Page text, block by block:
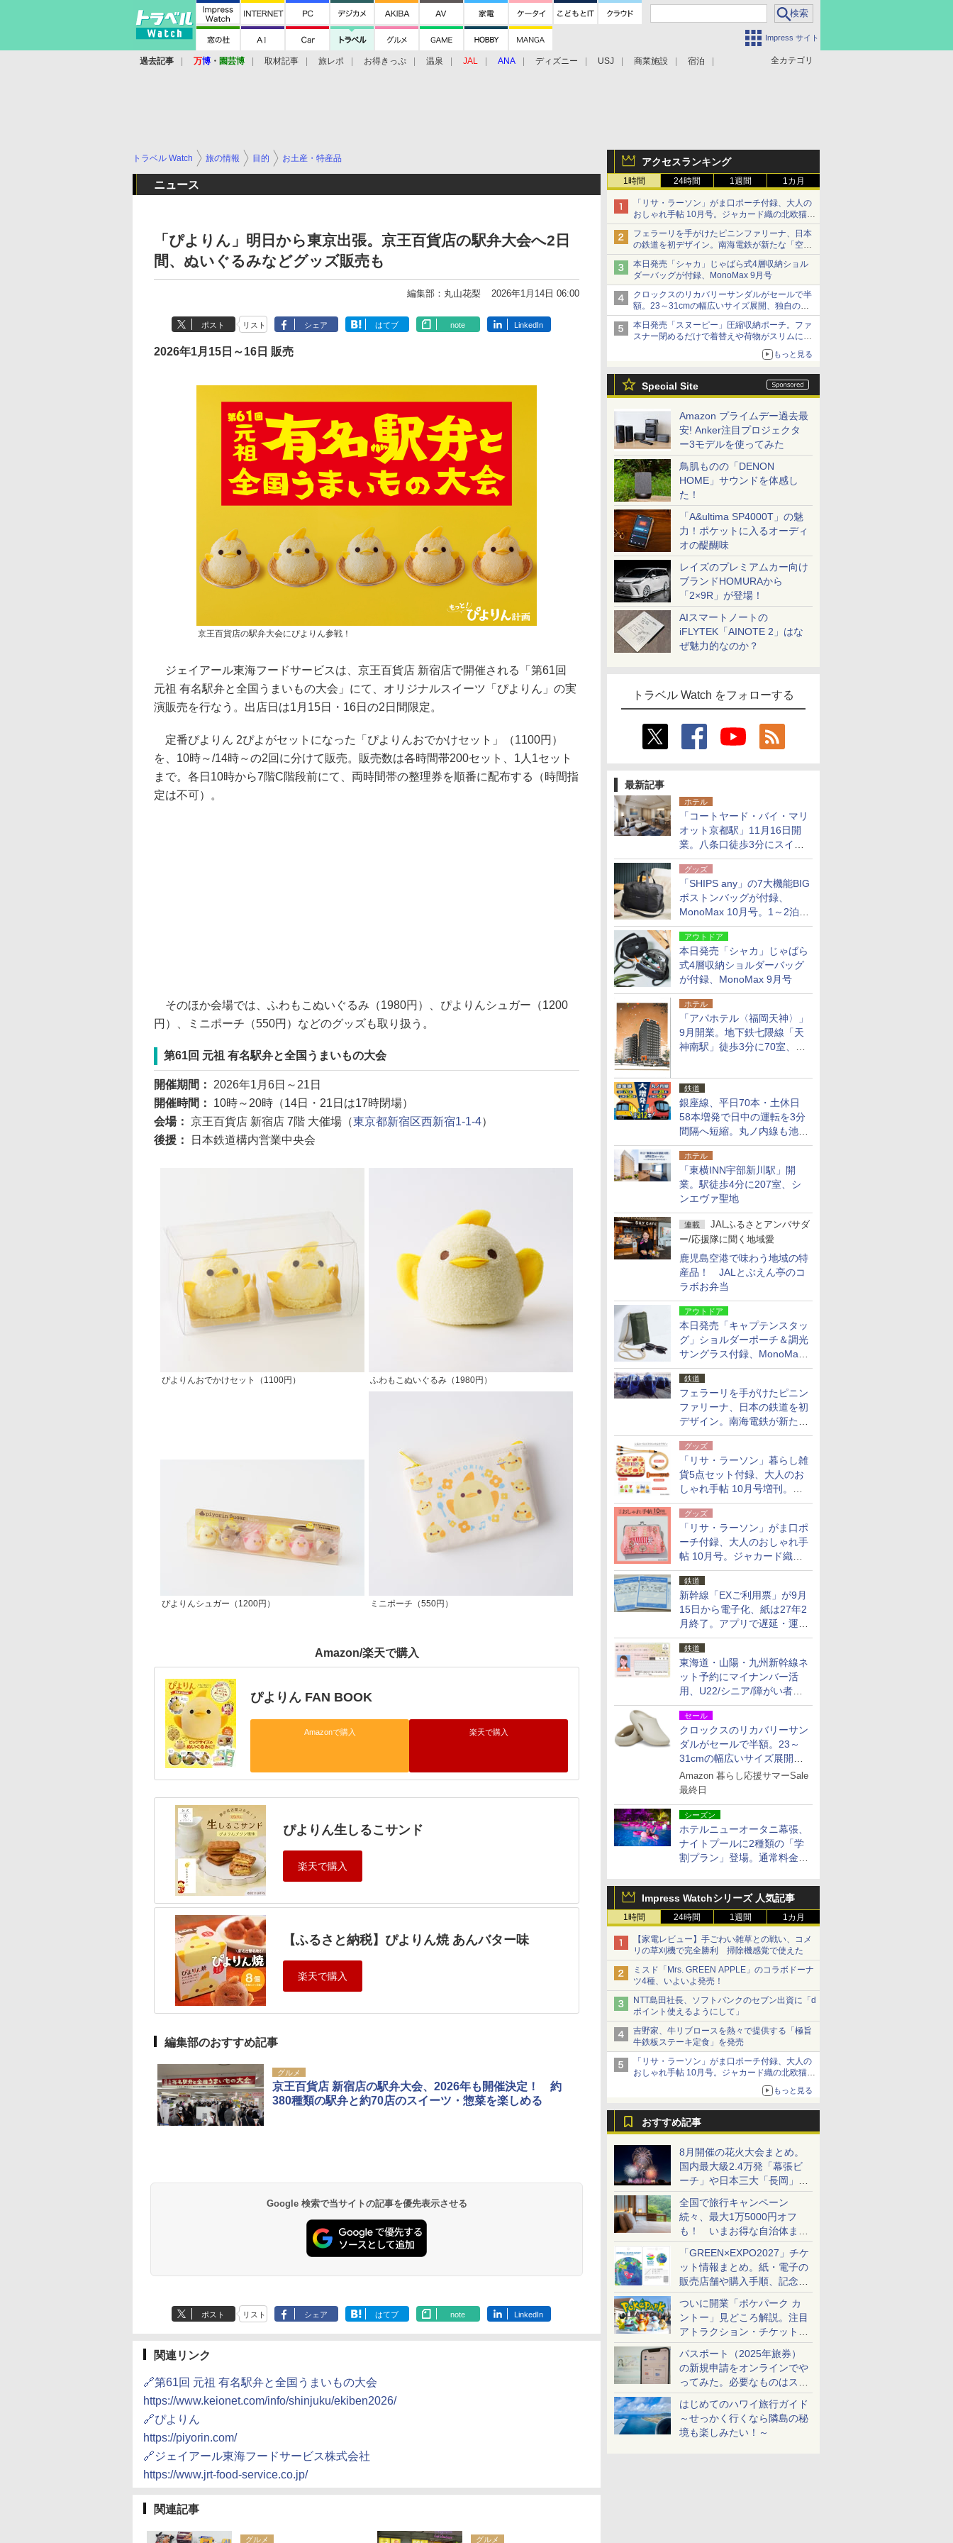
Impress サイト
全カテゴリ
過去記事 万博 ・ 園芸博 取材記事 旅レポ お得きっぷ 温泉 JAL ANA ディズニー USJ 商業施設 宿泊
アクセスランキング
1時間 24時間 1週間 1カ月
「リサ・ラーソン」がま口ポーチ付録、大人の
おしゃれ手帖 10月号。ジャカード織の北欧猫デ
ザイン
フェラーリを手がけたピニンファリーナ、日本
の鉄道を初デザイン。南海電鉄が新たな「空港
特急」をなにわ筋線へ導入
本日発売「シャカ」じゃばら式4層収納ショル
ダーバッグが付録、MonoMax 9月号
クロックスのリカバリーサンダルがセールで半
額。23～31cmの幅広いサイズ展開、独自のク
ッション素材を採用
本日発売「スヌーピー」圧縮収納ポーチ。ファ
スナー閉めるだけで着替えや荷物がスリムにま
もっと見る
Special Site
Amazon プライムデー過去最
安! Anker注目プロジェクタ
ー3モデルを使ってみた
鳥肌ものの「DENON
HOME」サウンドを体感し
た！
「A&ultima SP4000T」の魅
力！ポケットに入るオーディ
オの醍醐味
レイズのプレミアムカー向け
ブランドHOMURAから
「2×9R」が登場！
AIスマートノートの
iFLYTEK「AINOTE 2」はな
ぜ魅力的なのか？
トラベル Watch をフォローする
最新記事
ホテル
「コートヤード・バイ・マリ
オット京都駅」11月16日開
業。八条口徒歩3分にスイー
ト含む全270室、ダイニング
も併設
グッズ
「SHIPS any」の7大機能BIG
ボストンバッグが付録、
MonoMax 10月号。1～2泊の
荷物、キャリーオンも可能
アウトドア
本日発売「シャカ」じゃばら
式4層収納ショルダーバッグ
が付録、MonoMax 9月号
ホテル
「アパホテル〈福岡天神〉」
9月開業。地下鉄七隈線「天
神南駅」徒歩3分に70室、エ
鉄道
銀座線、平日70本・土休日
58本増発で日中の運転を3分
間隔へ短縮。丸ノ内線も池袋
～中野坂上を4分間隔に
ホテル
「東横INN宇部新川駅」開
業。駅徒歩4分に207室、シ
ンエヴァ聖地
連載
JALふるさとアンバサダ
ー/応援隊に聞く地域愛
鹿児島空港で味わう地域の特
産品！ JALとぶえん亭のコ
ラボお弁当
アウトドア
本日発売「キャプテンスタッ
グ」ショルダーポーチ＆調光
サングラス付録、MonoMax
9月号増刊
鉄道
フェラーリを手がけたピニン
ファリーナ、日本の鉄道を初
デザイン。南海電鉄が新たな
「空港特急」をなにわ筋線へ
導入
グッズ
「リサ・ラーソン」暮らし雑
貨5点セット付録、大人のお
しゃれ手帖 10月号増刊。
USBケーブルや缶ケースなど
グッズ
「リサ・ラーソン」がま口ポ
ーチ付録、大人のおしゃれ手
帖 10月号。ジャカード織の
北欧猫デザイン
鉄道
新幹線「EXご利用票」が9月
15日から電子化、紙は27年2
月終了。アプリで遅延・運休
も確認可能に
鉄道
東海道・山陽・九州新幹線ネ
ット予約にマイナンバー活
用、U22/シニア/障がい者割
を9月15日から発売
セール
クロックスのリカバリーサン
ダルがセールで半額。23～
31cmの幅広いサイズ展開、
独自のクッション素材を採用
Amazon 暮らし応援サマーSale
最終日
シーズン
ホテルニューオータニ幕張、
ナイトプールに2種類の「学
割プラン」登場。通常料金の
Impress Watchシリーズ 人気記事
1時間 24時間 1週間 1カ月
【家電レビュー】手ごわい雑草との戦い、コメ
リの草刈機で完全勝利 掃除機感覚で使えた
ミスド「Mrs. GREEN APPLE」のコラボドーナ
ツ4種、いよいよ発売！
NTT島田社長、ソフトバンクのセブン出資に「d
ポイント使えるようにして」
吉野家、牛リブロースを熱々で提供する「極旨
牛鉄板ステーキ定食」を発売
「リサ・ラーソン」がま口ポーチ付録、大人の
おしゃれ手帖 10月号。ジャカード織の北欧猫デ
もっと見る
おすすめ記事
8月開催の花火大会まとめ。
国内最大級2.4万発「幕張ビ
ーチ」や日本三大「長岡」な
ど大型イベント目白押し！
全国で旅行キャンペーン
続々、最大1万5000円オフ
も！ いまお得な自治体まと
め
「GREEN×EXPO2027」チケ
ット情報まとめ。紙・電子の
販売店舗や購入手順、記念チ
ケットも解説
ついに開業「ポケパーク カ
ントー」見どころ解説。注目
アトラクション・チケット手
配・来場前に必要な準備は？
パスポート（2025年旅券）
の新規申請をオンラインでや
ってみた。必要なものはスマ
ホとマイナカードのみ
はじめてのハワイ旅行ガイド
～せっかく行くなら隣島の秘
境も楽しみたい！～
トラベル Watch 旅の情報 目的 お土産・特産品
ニュース
「ぴよりん」明日から東京出張。京王百貨店の駅弁大会へ2日
間、ぬいぐるみなどグッズ販売も
編集部：丸山花梨 2026年1月14日 06:00
ポスト リスト シェア はてブ note LinkedIn
2026年1月15日～16日 販売
京王百貨店の駅弁大会にぴよりん参戦！
ジェイアール東海フードサービスは、京王百貨店 新宿店で開催される「第61回
元祖 有名駅弁と全国うまいもの大会」にて、オリジナルスイーツ「ぴよりん」の実
演販売を行なう。出店日は1月15日・16日の2日間限定。
定番ぴよりん 2ぴよがセットになった「ぴよりんおでかけセット」（1100円）
を、10時～/14時～の2回に分けて販売。販売数は各時間帯200セット、1人1セット
まで。各日10時から7階C階段前にて、両時間帯の整理券を順番に配布する（時間指
定は不可）。
そのほか会場では、ふわもこぬいぐるみ（1980円）、ぴよりんシュガー（1200
円）、ミニポーチ（550円）などのグッズも取り扱う。
第61回 元祖 有名駅弁と全国うまいもの大会
開催期間： 2026年1月6日～21日
開催時間： 10時～20時（14日・21日は17時閉場）
会場： 京王百貨店 新宿店 7階 大催場（東京都新宿区西新宿1-1-4）
後援：
日本鉄道構内営業中央会
ぴよりんおでかけセット（1100円） ふわもこぬいぐるみ（1980円）
ぴよりんシュガー（1200円） ミニポーチ（550円）
Amazon/楽天で購入
ぴよりん FAN BOOK
Amazonで購入 楽天で購入
ぴよりん生しるこサンド
【ふるさと納税】ぴよりん焼 あんバター味
編集部のおすすめ記事
グルメ
京王百貨店 新宿店の駅弁大会、2026年も開催決定！ 約
380種類の駅弁と約70店のスイーツ・惣菜を楽しめる
Google 検索で当サイトの記事を優先表示させる
ポスト リスト シェア はてブ note LinkedIn
関連リンク
🔗第61回 元祖 有名駅弁と全国うまいもの大会
https://www.keionet.com/info/shinjuku/ekiben2026/
🔗ぴよりん
https://piyorin.com/
🔗ジェイアール東海フードサービス株式会社
https://www.jrt-food-service.co.jp/
関連記事
グルメ グルメ